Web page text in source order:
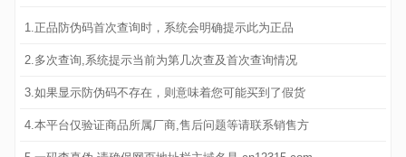
1.正品防伪码首次查询时，系统会明确提示此为正品
2.多次查询,系统提示当前为第几次查及首次查询情况
3.如果显示防伪码不存在，则意味着您可能买到了假货
4.本平台仅验证商品所属厂商,售后问题等请联系销售方